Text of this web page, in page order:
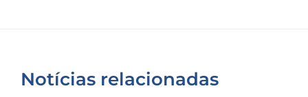
Notícias relacionadas